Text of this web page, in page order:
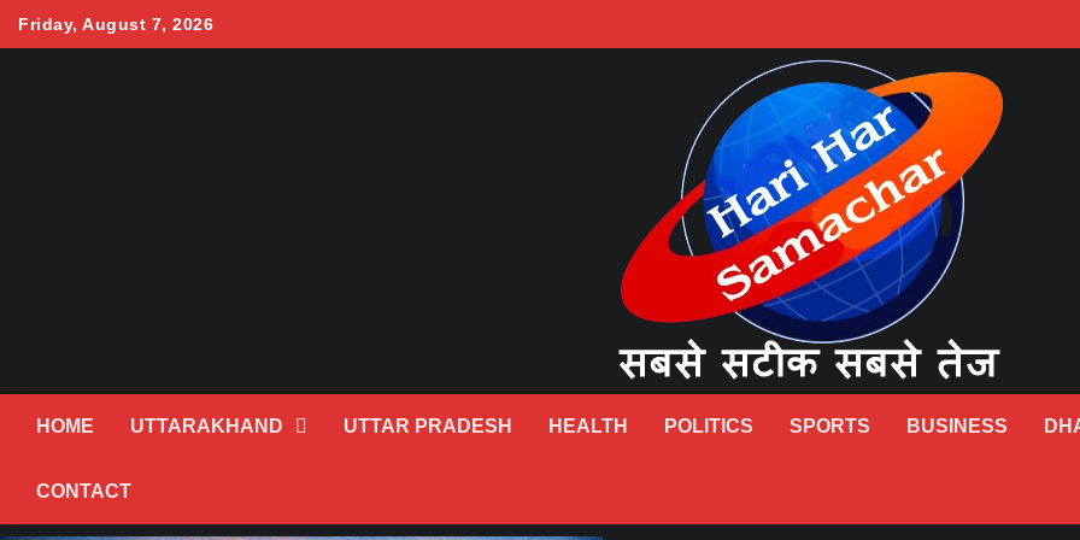
Friday, August 7, 2026
HOME UTTARAKHAND UTTAR PRADESH HEALTH POLITICS SPORTS BUSINESS
CONTACT